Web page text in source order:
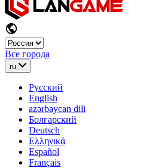
Все города
ru
Русский
English
azərbaycan dili
Болгарский
Deutsch
Ελληνικά
Español
Français